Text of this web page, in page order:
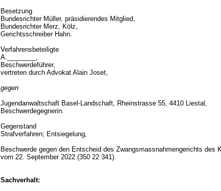
Besetzung
Bundesrichter Müller, präsidierendes Mitglied,
Bundesrichter Merz, Kölz,
Gerichtsschreiber Hahn.
Verfahrensbeteiligte
A.________,
Beschwerdeführer,
vertreten durch Advokat Alain Joset,
gegen
Jugendanwaltschaft Basel-Landschaft, Rheinstrasse 55, 4410 Liestal,
Beschwerdegegnerin.
Gegenstand
Strafverfahren; Entsiegelung,
Beschwerde gegen den Entscheid des Zwangsmassnahmengerichts des
vom 22. September 2022 (350 22 341).
Sachverhalt: